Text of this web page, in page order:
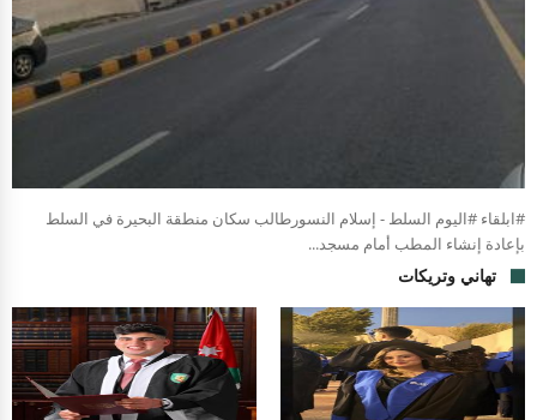
#ابلقاء #اليوم السلط - إسلام النسورطالب سكان منطقة البحيرة في السلط
بإعادة إنشاء المطب أمام مسجد...
تهاني وتريكات